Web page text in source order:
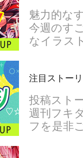
魅力的な
今週のす
なイラス
注目ストー
投稿スト
週刊フキ
フを是非